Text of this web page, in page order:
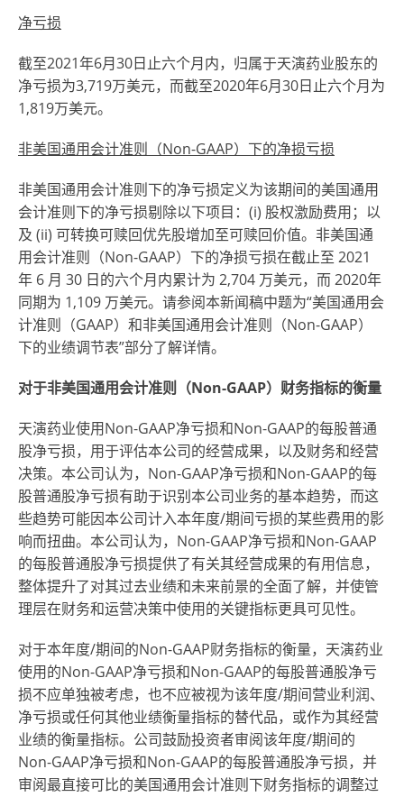
净亏损
截至2021年6月30日止六个月内，归属于天演药业股东的
净亏损为3,719万美元，而截至2020年6月30日止六个月为
1,819万美元。
非美国通用会计准则（Non-GAAP）下的净损亏损
非美国通用会计准则下的净亏损定义为该期间的美国通用
会计准则下的净亏损剔除以下项目：(i) 股权激励费用；以
及 (ii) 可转换可赎回优先股增加至可赎回价值。非美国通
用会计准则（Non-GAAP）下的净损亏损在截止至 2021
年 6 月 30 日的六个月内累计为 2,704 万美元，而 2020年
同期为 1,109 万美元。请参阅本新闻稿中题为“美国通用会
计准则（GAAP）和非美国通用会计准则（Non-GAAP）
下的业绩调节表”部分了解详情。
对于非美国通用会计准则（Non-GAAP）财务指标的衡量
天演药业使用Non-GAAP净亏损和Non-GAAP的每股普通
股净亏损，用于评估本公司的经营成果，以及财务和经营
决策。本公司认为，Non-GAAP净亏损和Non-GAAP的每
股普通股净亏损有助于识别本公司业务的基本趋势，而这
些趋势可能因本公司计入本年度/期间亏损的某些费用的影
响而扭曲。本公司认为，Non-GAAP净亏损和Non-GAAP
的每股普通股净亏损提供了有关其经营成果的有用信息，
整体提升了对其过去业绩和未来前景的全面了解，并使管
理层在财务和运营决策中使用的关键指标更具可见性。
对于本年度/期间的Non-GAAP财务指标的衡量，天演药业
使用的Non-GAAP净亏损和Non-GAAP的每股普通股净亏
损不应单独被考虑，也不应被视为该年度/期间营业利润、
净亏损或任何其他业绩衡量指标的替代品，或作为其经营
业绩的衡量指标。公司鼓励投资者审阅该年度/期间的
Non-GAAP净亏损和Non-GAAP的每股普通股净亏损，并
审阅最直接可比的美国通用会计准则下财务指标的调整过